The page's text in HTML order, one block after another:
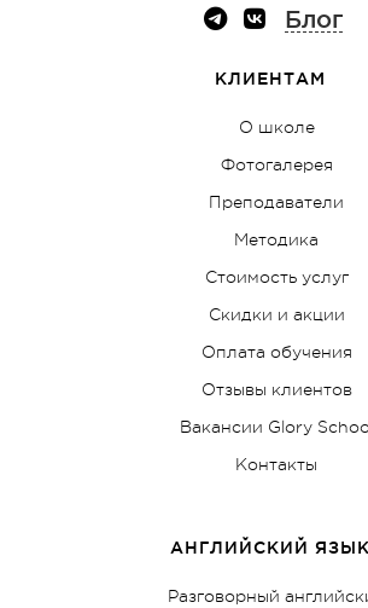
Блог
КЛИЕНТАМ
О школе
Фотогалерея
Преподаватели
Методика
Стоимость услуг
Скидки и акции
Оплата обучения
Отзывы клиентов
Вакансии Glory
Контакты
АНГЛИЙСКИЙ ЯЗЫК
Разговорный